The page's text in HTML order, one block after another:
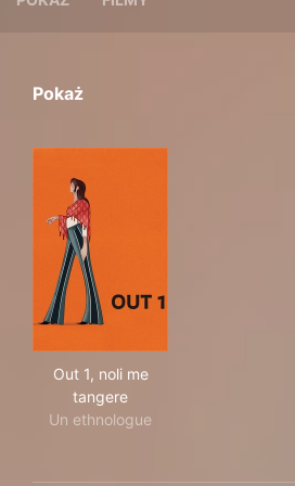
Pokaż
Out 1, noli me
tangere
Un ethnologue